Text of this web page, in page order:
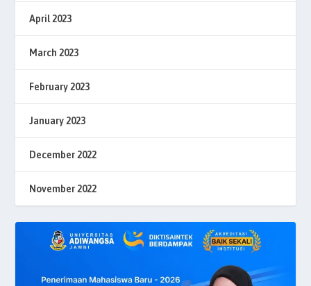
April 2023
March 2023
February 2023
January 2023
December 2022
November 2022